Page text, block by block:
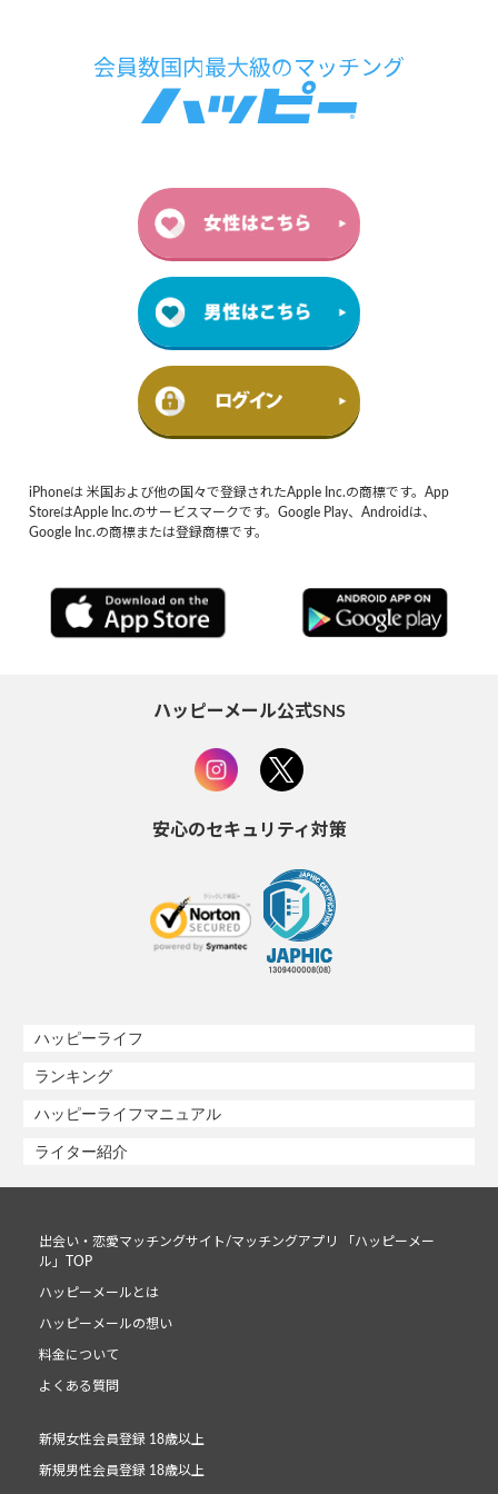
iPhoneは 米国および他の国々で登録されたApple Inc.の商標です。App
StoreはApple Inc.のサービスマークです。Google Play、Androidは、
Google Inc.の商標または登録商標です。
ハッピーメール公式SNS
安心のセキュリティ対策
ハッピーライフ
ランキング
ハッピーライフマニュアル
ライター紹介
出会い・恋愛マッチングサイト/マッチングアプリ 「ハッピーメー
ル」TOP
ハッピーメールとは
ハッピーメールの想い
料金について
よくある質問
新規女性会員登録 18歳以上
新規男性会員登録 18歳以上